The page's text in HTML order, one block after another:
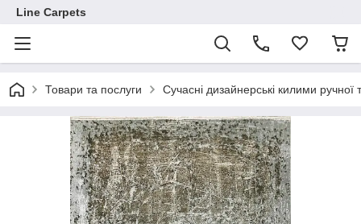
Line Carpets
Товари та послуги Сучасні дизайнерські килими